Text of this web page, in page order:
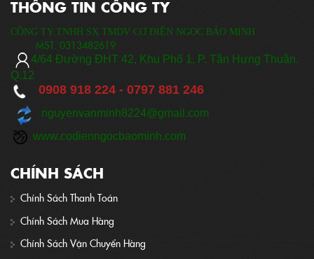
THÔNG TIN CÔNG TY
CÔNG TY TNHH SX TMDV CƠ ĐIỆN NGỌC BẢO MINH
MST: 0313482619
4/64 Đường ĐHT 42, Khu Phố 1, P. Tân Hưng Thuận.
Q.12
0908 918 224 - 0797 881 246
nguyenvanminh8224@gmail.com
www.codienngocbaominh.com
CHÍNH SÁCH
Chính Sách Thanh Toán
Chính Sách Mua Hàng
Chính Sách Vận Chuyển Hàng